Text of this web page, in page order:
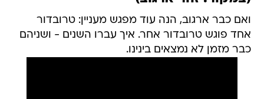
ואם כבר ארגוב, הנה עוד מפגש מעניין: טרובדור
אחד פוגש טרובדור אחר. איך עברו השנים - ושניהם
כבר מזמן לא נמצאים בינינו.